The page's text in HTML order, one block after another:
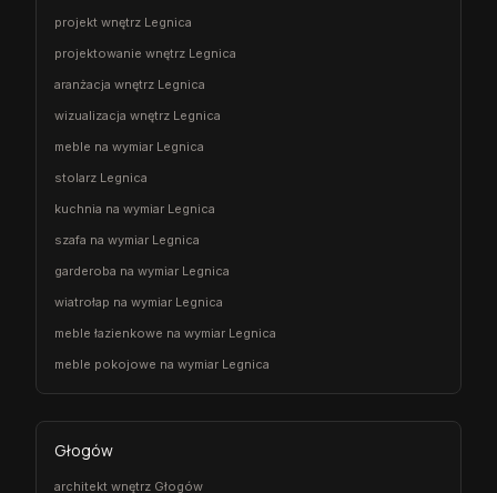
projekt wnętrz Legnica
projektowanie wnętrz Legnica
aranżacja wnętrz Legnica
wizualizacja wnętrz Legnica
meble na wymiar Legnica
stolarz Legnica
kuchnia na wymiar Legnica
szafa na wymiar Legnica
garderoba na wymiar Legnica
wiatrołap na wymiar Legnica
meble łazienkowe na wymiar Legnica
meble pokojowe na wymiar Legnica
Głogów
architekt wnętrz Głogów